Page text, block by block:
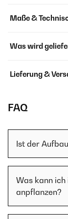
Maße &
Was wird
Lieferung &
FAQ
Ist der
Was kann
anpflanzen?